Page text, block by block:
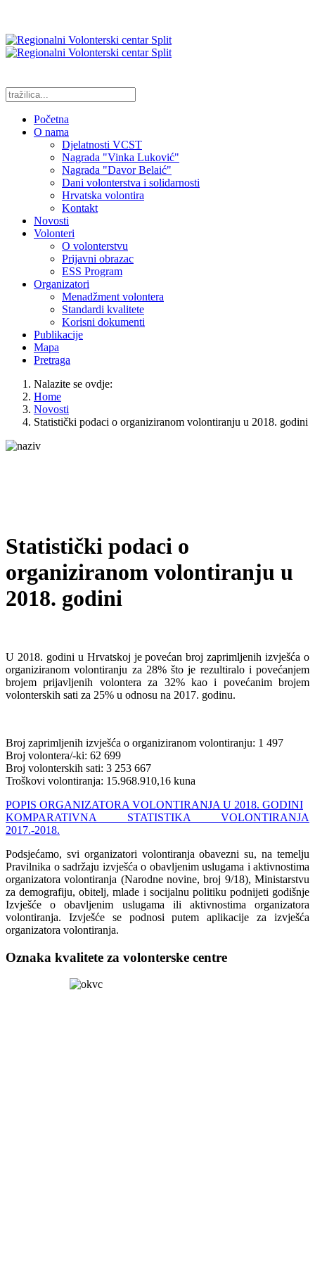
Početna
O nama
Djelatnosti VCST
Nagrada "Vinka Luković"
Nagrada "Davor Belaić"
Dani volonterstva i solidarnosti
Hrvatska volontira
Kontakt
Novosti
Volonteri
O volonterstvu
Prijavni obrazac
ESS Program
Organizatori
Menadžment volontera
Standardi kvalitete
Korisni dokumenti
Publikacije
Mapa
Pretraga
Nalazite se ovdje:
Home
Novosti
Statistički podaci o organiziranom volontiranju u 2018. godini
Statistički podaci o
organiziranom volontiranju u
2018. godini
U 2018. godini u Hrvatskoj je povećan broj zaprimljenih izvješća o
organiziranom volontiranju za 28% što je rezultiralo i povećanjem
brojem prijavljenih volontera za 32% kao i povećanim brojem
volonterskih sati za 25% u odnosu na 2017. godinu.
Broj zaprimljenih izvješća o organiziranom volontiranju: 1 497
Broj volontera/-ki: 62 699
Broj volonterskih sati: 3 253 667
Troškovi volontiranja: 15.968.910,16 kuna
POPIS ORGANIZATORA VOLONTIRANJA U 2018. GODINI
KOMPARATIVNA STATISTIKA VOLONTIRANJA
2017.-2018.
Podsjećamo, svi organizatori volontiranja obavezni su, na temelju
Pravilnika o sadržaju izvješća o obavljenim uslugama i aktivnostima
organizatora volontiranja (Narodne novine, broj 9/18), Ministarstvu
za demografiju, obitelj, mlade i socijalnu politiku podnijeti godišnje
Izvješće o obavljenim uslugama ili aktivnostima organizatora
volontiranja. Izvješće se podnosi putem aplikacije za izvješća
organizatora volontiranja.
Oznaka kvalitete za volonterske centre